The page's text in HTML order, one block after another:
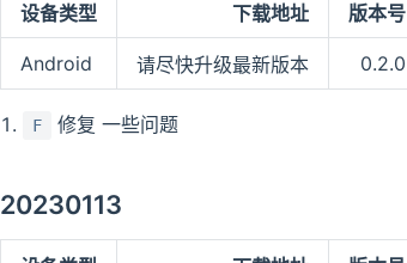
设备类型 下载地址 版本号
Android 请尽快升级最新版本 0.2.0
F 修复 一些问题
20230113